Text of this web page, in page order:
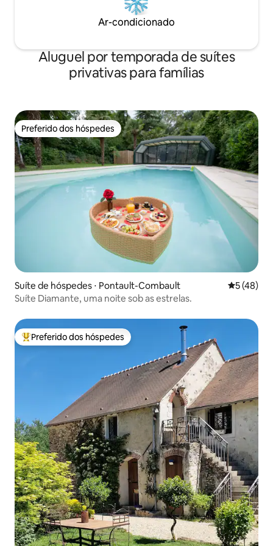
Ar-condicionado
Aluguel por temporada de suítes
privativas para famílias
Preferido dos hóspedes
Preferido dos hóspedes
Suíte de hóspedes ⋅ Pontault-Combault 5 de uma
5 (48)
Suíte Diamante, uma noite sob as estrelas.
Entre os melhores preferidos dos hóspedes
Preferido dos hóspedes